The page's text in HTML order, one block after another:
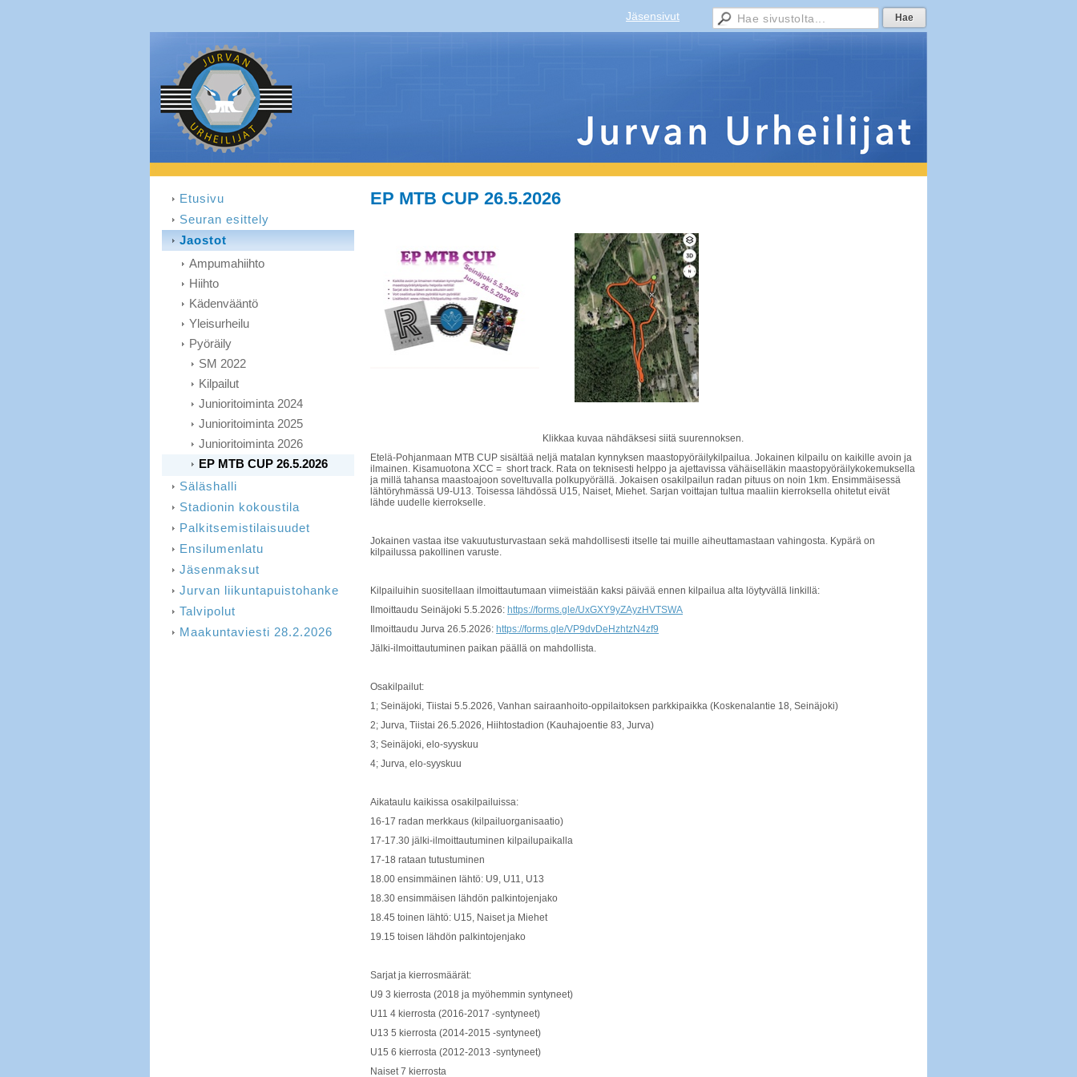
Jäsensivut
EP MTB CUP 26.5.2026
Klikkaa kuvaa nähdäksesi siitä suurennoksen.
Etelä-Pohjanmaan MTB CUP sisältää neljä matalan kynnyksen maastopyöräilykilpailua. Jokainen kilpailu on kaikille avoin ja
ilmainen. Kisamuotona XCC = short track. Rata on teknisesti helppo ja ajettavissa vähäiselläkin maastopyöräilykokemuksella
ja millä tahansa maastoajoon soveltuvalla polkupyörällä. Jokaisen osakilpailun radan pituus on noin 1km. Ensimmäisessä
lähtöryhmässä U9-U13. Toisessa lähdössä U15, Naiset, Miehet. Sarjan voittajan tultua maaliin kierroksella ohitetut eivät
lähde uudelle kierrokselle.
Jokainen vastaa itse vakuutusturvastaan sekä mahdollisesti itselle tai muille aiheuttamastaan vahingosta. Kypärä on
kilpailussa pakollinen varuste.
Kilpailuihin suositellaan ilmoittautumaan viimeistään kaksi päivää ennen kilpailua alta löytyvällä linkillä:
Ilmoittaudu Seinäjoki 5.5.2026: https://forms.gle/UxGXY9yZAyzHVTSWA
Ilmoittaudu Jurva 26.5.2026: https://forms.gle/VP9dvDeHzhtzN4zf9
Jälki-ilmoittautuminen paikan päällä on mahdollista.
Osakilpailut:
1; Seinäjoki, Tiistai 5.5.2026, Vanhan sairaanhoito-oppilaitoksen parkkipaikka (Koskenalantie 18, Seinäjoki)
2; Jurva, Tiistai 26.5.2026, Hiihtostadion (Kauhajoentie 83, Jurva)
3; Seinäjoki, elo-syyskuu
4; Jurva, elo-syyskuu
Aikataulu kaikissa osakilpailuissa:
16-17 radan merkkaus (kilpailuorganisaatio)
17-17.30 jälki-ilmoittautuminen kilpailupaikalla
17-18 rataan tutustuminen
18.00 ensimmäinen lähtö: U9, U11, U13
18.30 ensimmäisen lähdön palkintojenjako
18.45 toinen lähtö: U15, Naiset ja Miehet
19.15 toisen lähdön palkintojenjako
Sarjat ja kierrosmäärät:
U9 3 kierrosta (2018 ja myöhemmin syntyneet)
U11 4 kierrosta (2016-2017 -syntyneet)
U13 5 kierrosta (2014-2015 -syntyneet)
U15 6 kierrosta (2012-2013 -syntyneet)
Naiset 7 kierrosta
Etusivu
Seuran esittely
Jaostot
Ampumahiihto
Hiihto
Kädenvääntö
Yleisurheilu
Pyöräily
SM 2022
Kilpailut
Junioritoiminta 2024
Junioritoiminta 2025
Junioritoiminta 2026
EP MTB CUP 26.5.2026
Säläshalli
Stadionin kokoustila
Palkitsemistilaisuudet
Ensilumenlatu
Jäsenmaksut
Jurvan liikuntapuistohanke
Talvipolut
Maakuntaviesti 28.2.2026